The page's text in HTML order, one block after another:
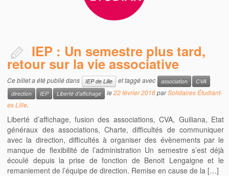
IEP : Un semestre plus tard,
retour sur la vie associative
Ce billet a été publié dans IEP de Lille et taggé avec association
CVA
direction
IEP Liberté d'affichage le22 février 2016parSolidaires Étudiant-
es Lille.
Liberté d’affichage, fusion des associations, CVA, Guiliana, Etat
généraux des associations, Charte, difficultés de communiquer
avec la direction, difficultés à organiser des évènements par le
manque de flexibilité de l’administration Un semestre s’est déjà
écoulé depuis la prise de fonction de Benoit Lengaigne et le
remaniement de l’équipe de direction. Remise en cause de la […]